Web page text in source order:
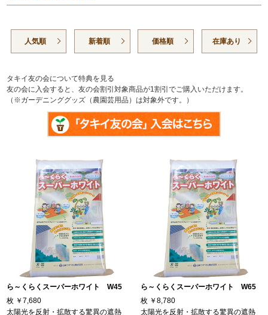
人気順 新着順 価格順 在庫あり
タキイ友の会について特典を見る
友の会に入会すると、友の会割引対象商品が1割引でご購入いただけます。
（※ガーデニンググッズ（農園芸用品）は対象外です。）
ら～くらくスーパーホワイト W45
枚 ￥7,680
太陽光を反射・拡散する驚異の遮熱
ら～くらくスーパーホワイト W65
枚 ￥8,780
太陽光を反射・拡散する驚異の遮熱